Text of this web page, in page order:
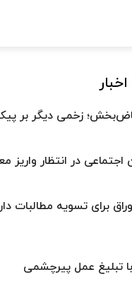
زخمی دیگر بر
در انتظار واریز
اوراق برای تسویه مطالبات
تبلیغ عمل پیرچشمی